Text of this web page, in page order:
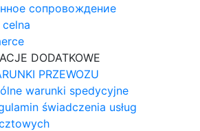
сопровождение
DODATKOWE
PRZEWOZU
warunki spedycyjne
świadczenia usług